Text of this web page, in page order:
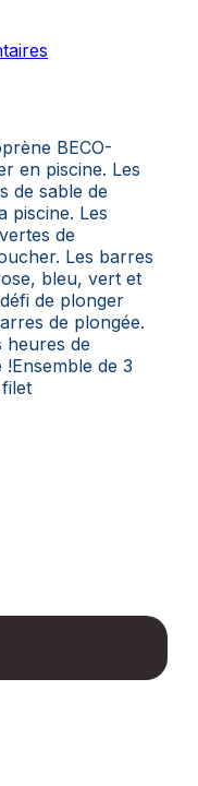
BECO-
en piscine. Les
de sable de
piscine. Les
de
Les barres
bleu, vert et
de plonger
de plongée.
heures de
de 3